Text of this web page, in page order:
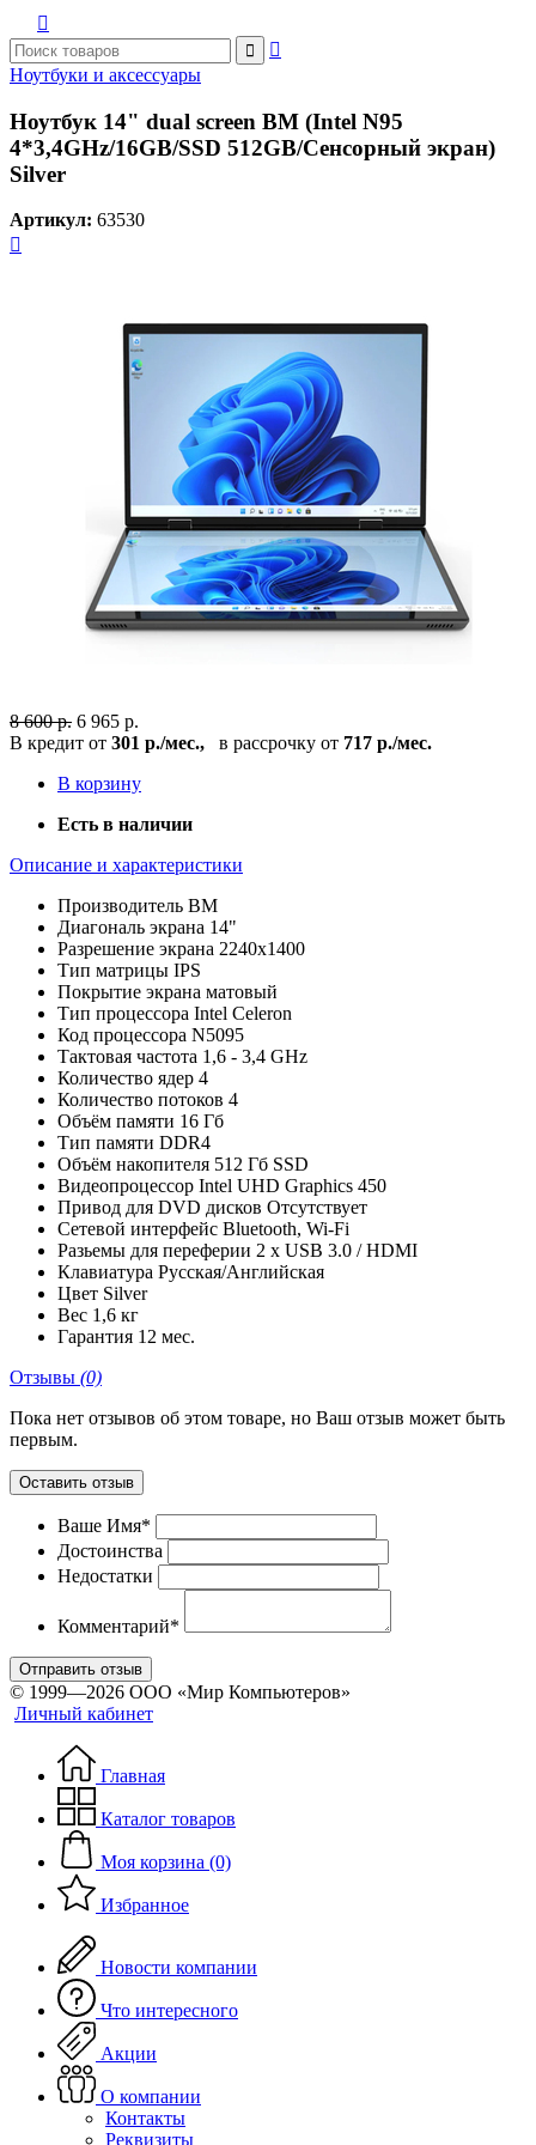



Ноутбуки и аксессуары
Ноутбук 14" dual screen BM (Intel N95
4*3,4GHz/16GB/SSD 512GB/Сенсорный экран)
Silver
Артикул: 63530

8 600 р. 6 965 р.
В кредит от 301 р./мес., в рассрочку от 717 р./мес.
В корзину
Есть в наличии
Описание и характеристики
Производитель BM
Диагональ экрана 14"
Разрешение экрана 2240x1400
Тип матрицы IPS
Покрытие экрана матовый
Тип процессора Intel Celeron
Код процессора N5095
Тактовая частота 1,6 - 3,4 GHz
Количество ядер 4
Количество потоков 4
Объём памяти 16 Гб
Тип памяти DDR4
Объём накопителя 512 Гб SSD
Видеопроцессор Intel UHD Graphics 450
Привод для DVD дисков Отсутствует
Сетевой интерфейс Bluetooth, Wi-Fi
Разьемы для переферии 2 x USB 3.0 / HDMI
Клавиатура Русская/Английская
Цвет Silver
Вес 1,6 кг
Гарантия 12 мес.
Отзывы (0)
Пока нет отзывов об этом товаре, но Ваш отзыв может быть
первым.
Оставить отзыв
Ваше Имя*
Достоинства
Недостатки
Комментарий*
Отправить отзыв
© 1999—2026 ООО «Мир Компьютеров»
Личный кабинет
Главная
Каталог товаров
Моя корзина (0)
Избранное
Новости компании
Что интересного
Акции
О компании
Контакты
Реквизиты